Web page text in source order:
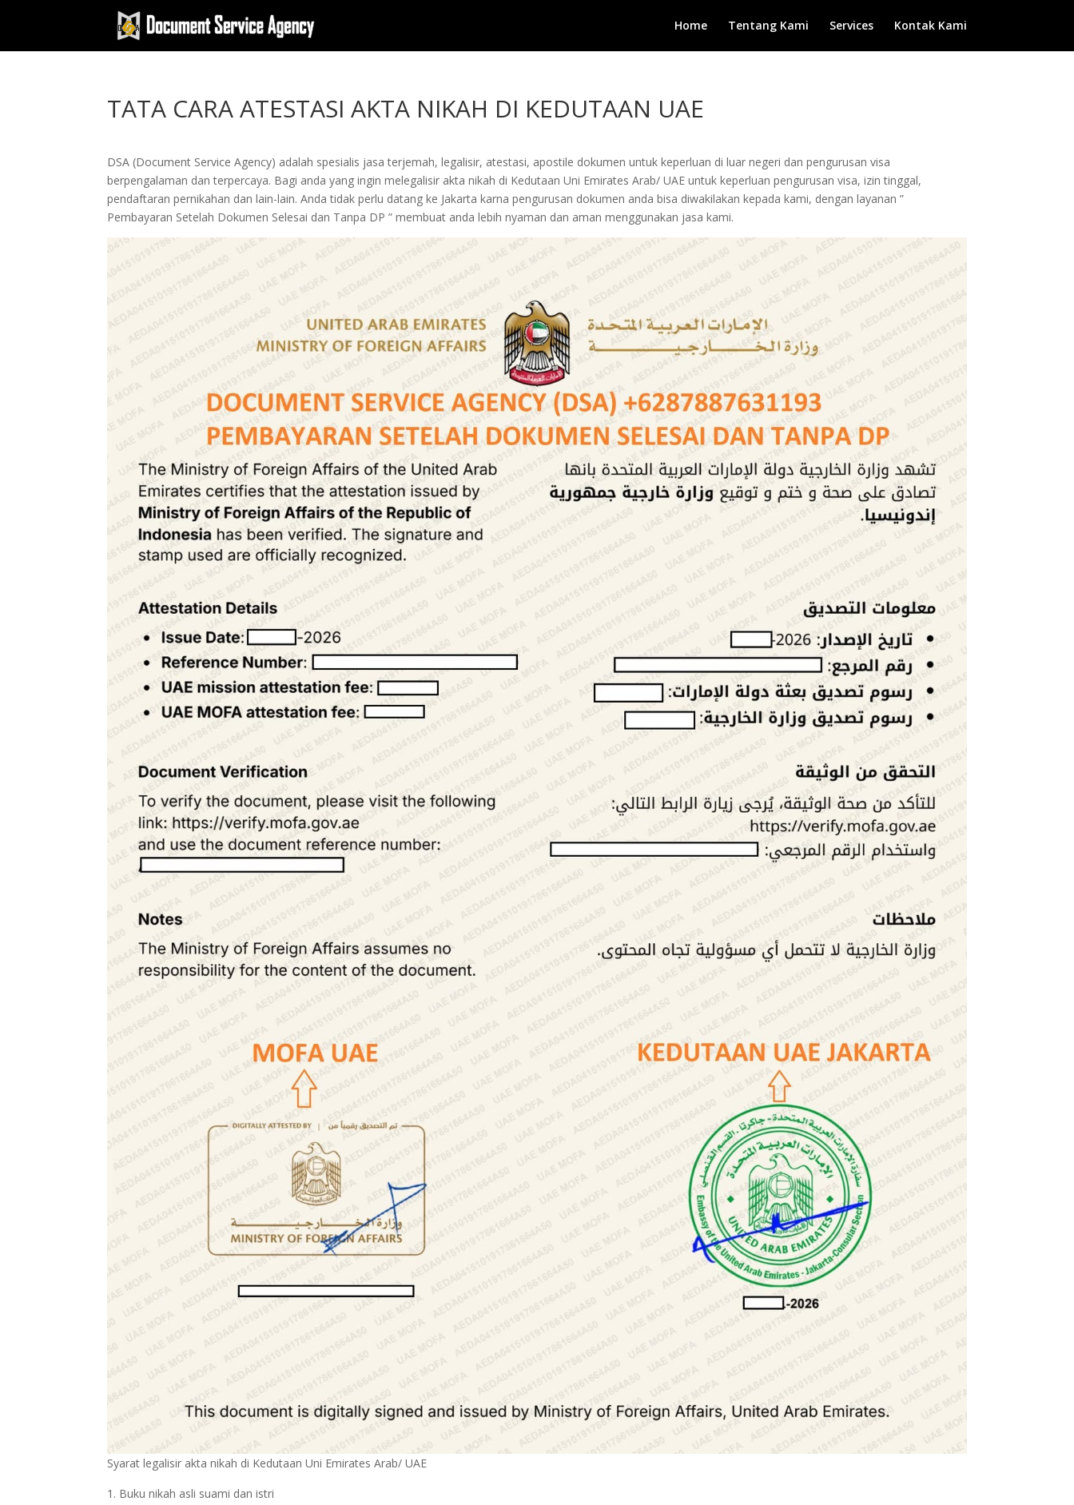
Home Tentang Kami Services Kontak Kami
TATA CARA ATESTASI AKTA NIKAH DI KEDUTAAN UAE
DSA (Document Service Agency) adalah spesialis jasa terjemah, legalisir, atestasi, apostile dokumen untuk keperluan di luar negeri dan pengurusan visa
berpengalaman dan terpercaya. Bagi anda yang ingin melegalisir akta nikah di Kedutaan Uni Emirates Arab/ UAE untuk keperluan pengurusan visa, izin tinggal,
pendaftaran pernikahan dan lain-lain. Anda tidak perlu datang ke Jakarta karna pengurusan dokumen anda bisa diwakilakan kepada kami, dengan layanan ”
Pembayaran Setelah Dokumen Selesai dan Tanpa DP ” membuat anda lebih nyaman dan aman menggunakan jasa kami.
Syarat legalisir akta nikah di Kedutaan Uni Emirates Arab/ UAE
Buku nikah asli suami dan istri